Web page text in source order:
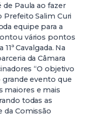
Paula ao fazer
Prefeito Salim Curi
equipe para a
vários pontos
Cavalgada. Na
da Câmara
“O objetivo
evento que
maiores e mais
todas as
da Comissão